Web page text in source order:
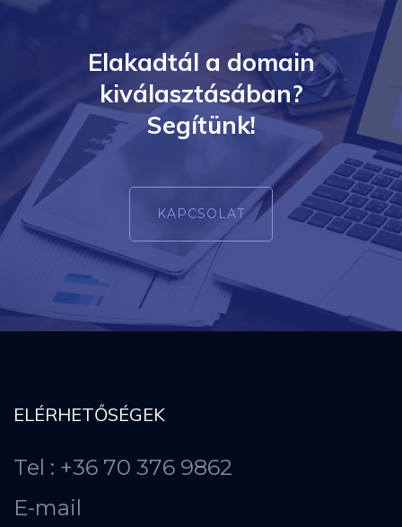
Elakadtál a domain
kiválasztásában?
Segítünk!
KAPCSOLAT
ELÉRHETŐSÉGEK
Tel : +36 70 376 9862
E-mail